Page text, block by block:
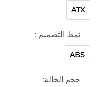
ATX
نمط التصميم :
ABS
حجم الحالة: